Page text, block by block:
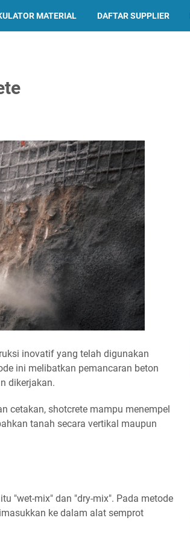
MATERIAL DAFTAR SUPPLIER
inovatif yang telah digunakan
ini melibatkan pemancaran beton
dikerjakan.
cetakan, shotcrete mampu menempel
tanah secara vertikal maupun
"wet-mix" dan "dry-mix". Pada metode
ke dalam alat semprot